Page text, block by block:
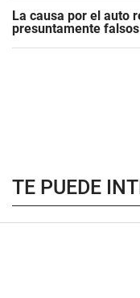
La causa por el auto
presuntamente
TE PUEDE